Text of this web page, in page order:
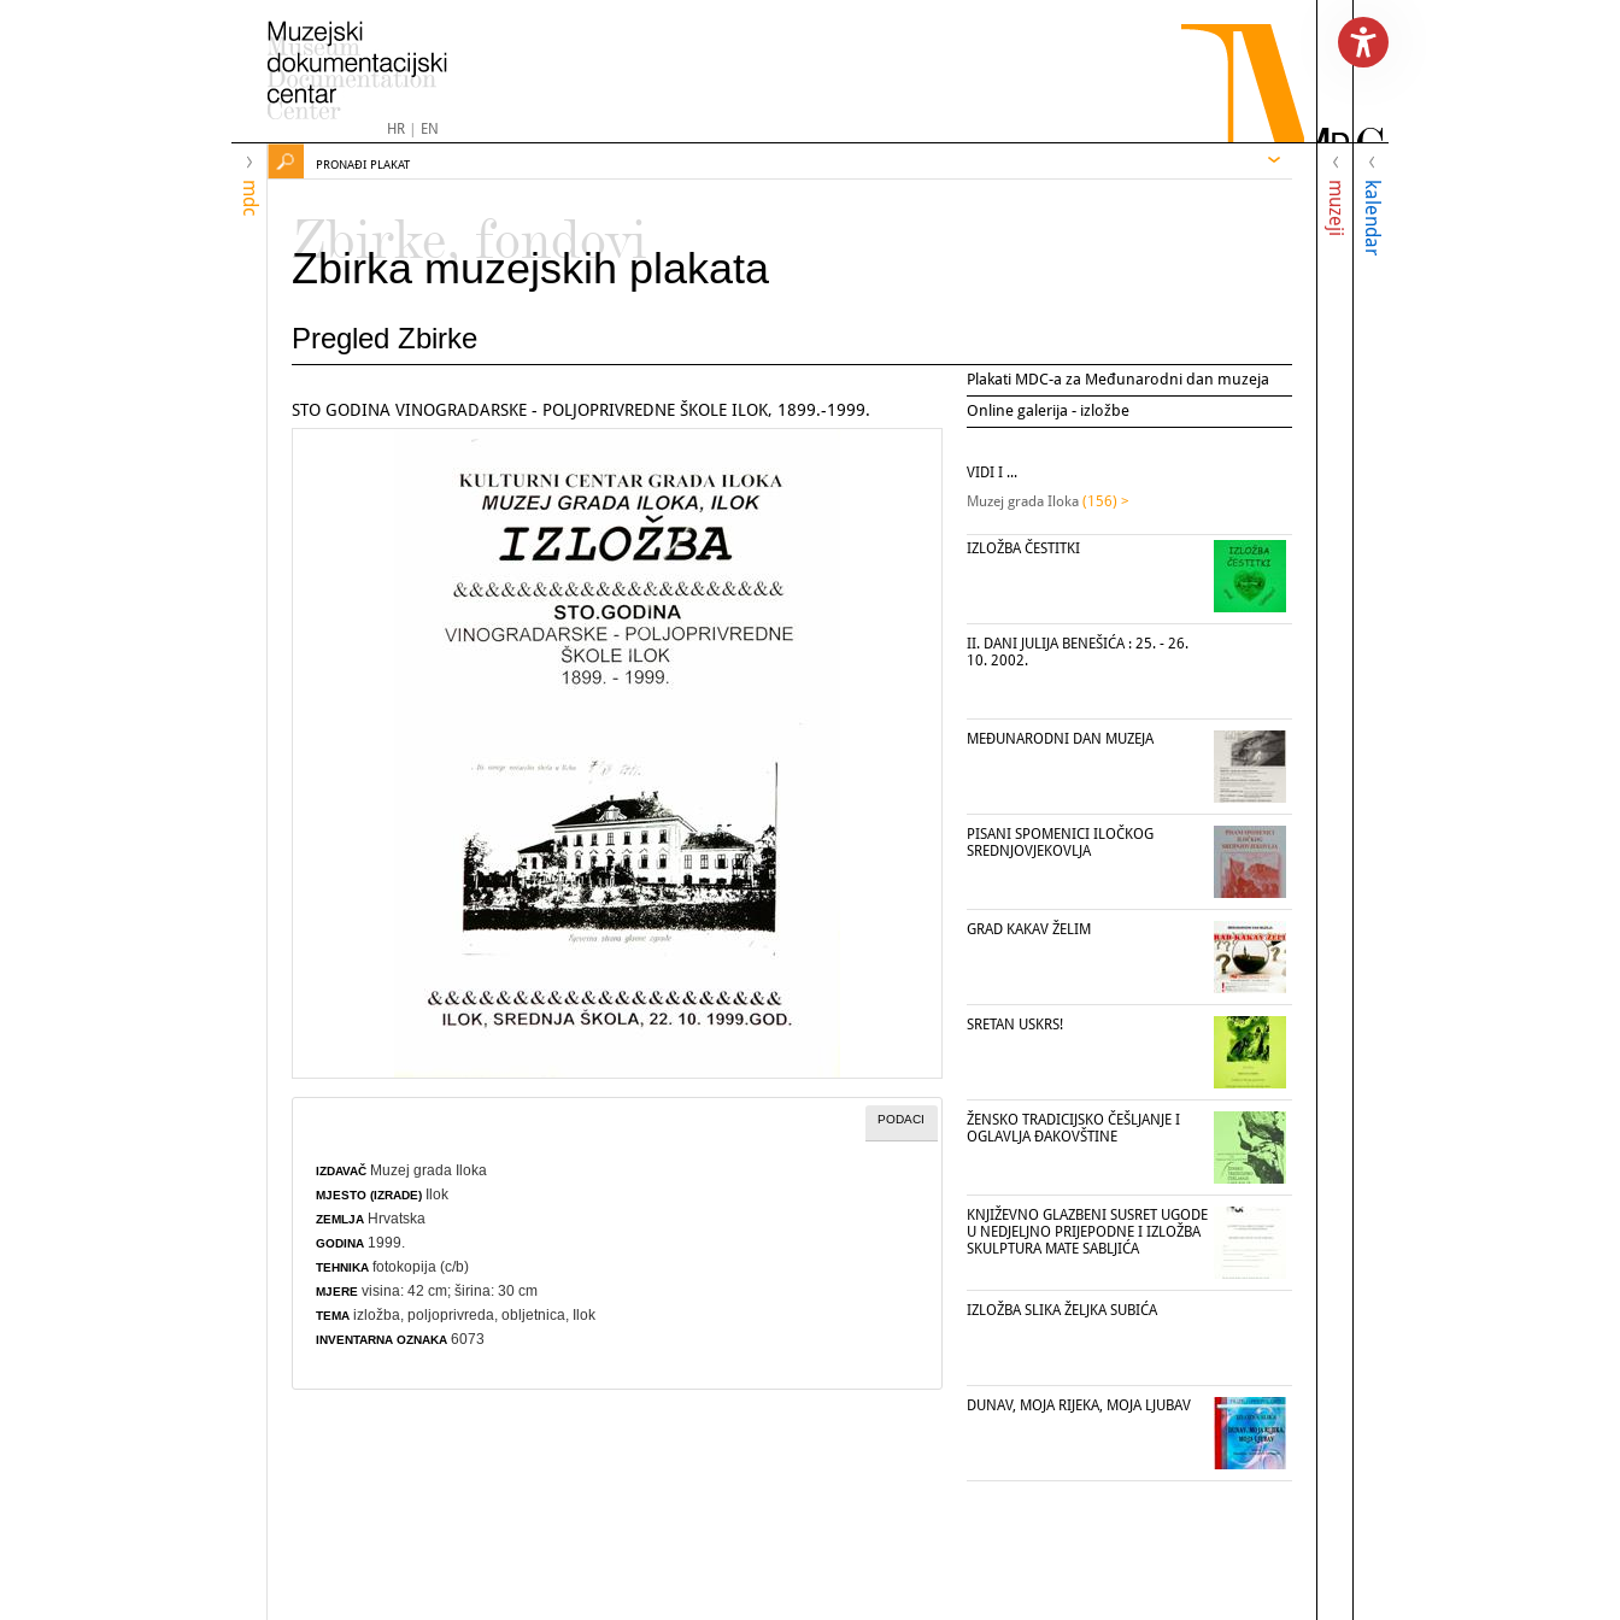
HR| EN
mdc muzeji kalendar
PRONAĐI PLAKAT
Zbirke, fondovi
Zbirka muzejskih plakata
Pregled Zbirke
Plakati MDC-a za Međunarodni dan muzeja
Online galerija - izložbe
STO GODINA VINOGRADARSKE - POLJOPRIVREDNE ŠKOLE ILOK, 1899.-1999.
PODACI
IZDAVAČ Muzej grada Iloka
MJESTO (IZRADE) Ilok
ZEMLJA Hrvatska
GODINA 1999.
TEHNIKA fotokopija (c/b)
MJERE visina: 42 cm; širina: 30 cm
TEMA izložba ,poljoprivreda ,obljetnica , Ilok
INVENTARNA OZNAKA 6073
VIDI I ...
Muzej grada Iloka (156) >
IZLOŽBA ČESTITKI
II. DANI JULIJA BENEŠIĆA : 25. - 26.
10. 2002.
MEĐUNARODNI DAN MUZEJA
PISANI SPOMENICI ILOČKOG
SREDNJOVJEKOVLJA
GRAD KAKAV ŽELIM
SRETAN USKRS!
ŽENSKO TRADICIJSKO ČEŠLJANJE I
OGLAVLJA ĐAKOVŠTINE
KNJIŽEVNO GLAZBENI SUSRET UGODE
U NEDJELJNO PRIJEPODNE I IZLOŽBA
SKULPTURA MATE SABLJIĆA
IZLOŽBA SLIKA ŽELJKA SUBIĆA
DUNAV, MOJA RIJEKA, MOJA LJUBAV